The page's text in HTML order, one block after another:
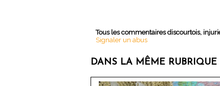
Tous les commentaires discourtois,
Signaler un abus
DANS LA MÊME RUBRIQUE